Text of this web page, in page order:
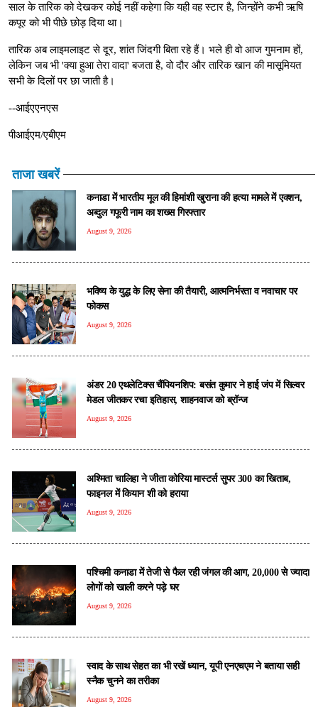
साल के तारिक को देखकर कोई नहीं कहेगा कि यही वह स्टार है, जिन्होंने कभी ऋषि
कपूर को भी पीछे छोड़ दिया था।
तारिक अब लाइमलाइट से दूर, शांत जिंदगी बिता रहे हैं। भले ही वो आज गुमनाम हों,
लेकिन जब भी 'क्या हुआ तेरा वादा' बजता है, वो दौर और तारिक खान की मासूमियत
सभी के दिलों पर छा जाती है।
--आईएएनएस
पीआईएम/एबीएम
ताजा खबरें
कनाडा में भारतीय मूल की हिमांशी खुराना की हत्या मामले में एक्शन,
अब्दुल गफूरी नाम का शख्स गिरफ्तार
August 9, 2026
भविष्य के युद्ध के लिए सेना की तैयारी, आत्मनिर्भरता व नवाचार पर
फोकस
August 9, 2026
अंडर 20 एथलेटिक्स चैंपियनशिप: बसंत कुमार ने हाई जंप में सिल्वर
मेडल जीतकर रचा इतिहास, शाहनवाज को ब्रॉन्ज
August 9, 2026
अश्मिता चालिहा ने जीता कोरिया मास्टर्स सुपर 300 का खिताब,
फाइनल में कियान शी को हराया
August 9, 2026
पश्चिमी कनाडा में तेजी से फैल रही जंगल की आग, 20,000 से ज्यादा
लोगों को खाली करने पड़े घर
August 9, 2026
स्वाद के साथ सेहत का भी रखें ध्यान, यूपी एनएचएम ने बताया सही
स्नैक चुनने का तरीका
August 9, 2026